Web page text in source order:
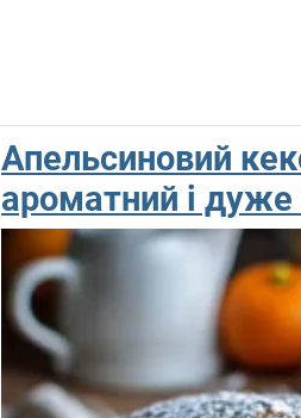
Апельсиновий
ароматний і дуже